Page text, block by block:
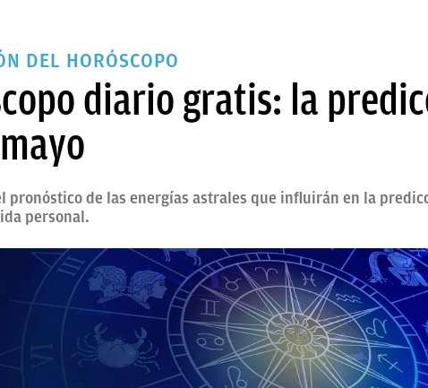
DEL HORÓSCOPO
diario gratis: la
pronóstico de las energías astrales que influirán en la
personal.